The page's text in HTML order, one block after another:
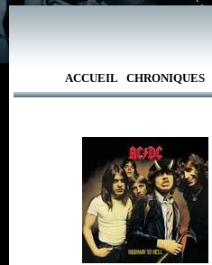
ACCUEIL CHRONIQUES